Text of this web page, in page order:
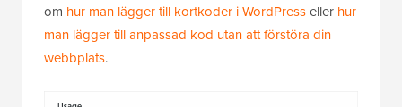
om hur man lägger till kortkoder i WordPresseller hur
man lägger till anpassad kod utan att förstöra din
webbplats.